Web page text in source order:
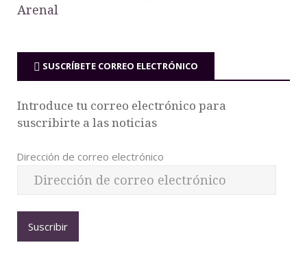
Arenal
SUSCRÍBETE CORREO ELECTRÓNICO
Introduce tu correo electrónico para
suscribirte a las noticias
Dirección de correo electrónico
Suscribir